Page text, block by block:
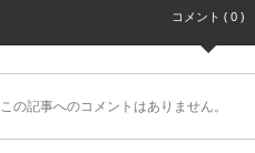
コメント ( 0 )
この記事へのコメントはありません。